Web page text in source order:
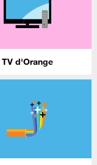
TV d'Orange